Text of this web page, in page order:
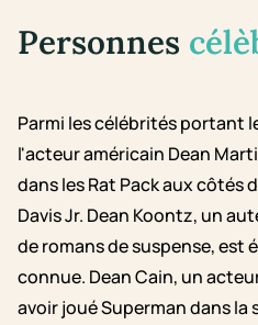
Personnes
Parmi les célébrités portant
l'acteur américain Dean
dans les Rat Pack aux côtés
Davis Jr. Dean Koontz, un
de romans de suspense, est
connue. Dean Cain, un
avoir joué Superman dans la